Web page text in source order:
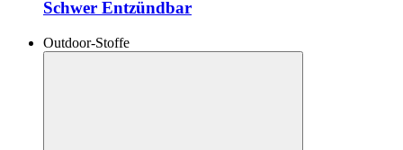
Schwer Entzündbar
Outdoor-Stoffe